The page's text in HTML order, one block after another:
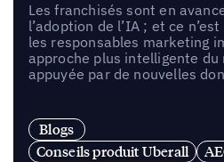
Les franchisés sont en
l’adoption de l’IA ; et ce
les responsables marketing
approche plus intelligente
appuyée par de nouvelles
Blogs
Conseils produit Uberall